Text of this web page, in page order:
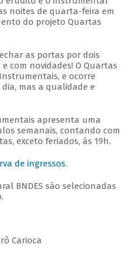
noites de quarta-feira em
do projeto Quartas
as portas por dois
com novidades! O Quartas
e ocorre
mas a qualidade e
apresenta uma
semanais, contando com
exceto feriados, às 19h.
de ingressos.
BNDES são selecionadas
Carioca